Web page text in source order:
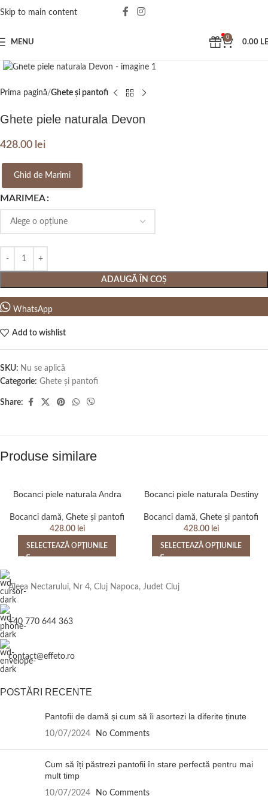
Skip to main content
MENU
0
0.00
Prima pagină Ghete și pantofi
Ghete piele naturala Devon
428.00 lei
Ghid de Marimi
MARIMEA
ADAUGĂ ÎN COȘ
WhatsApp
Add to wishlist
SKU: Nu se aplică
Categorie: Ghete și pantofi
Share:
Produse similare
Bocanci piele naturala Andra
Bocanci damă, Ghete și pantofi
428.00 lei
SELECTEAZĂ OPȚIUNILE
Bocanci piele naturala Destiny
Bocanci damă, Ghete și pantofi
428.00 lei
SELECTEAZĂ OPȚIUNILE
Aleea Nectarului, Nr 4, Cluj Napoca, Judet Cluj
+40 770 644 363
contact@effeto.ro
POSTĂRI RECENTE
Pantofii de damă și cum să îi asortezi la diferite ținute
10/07/2024 No Comments
Cum să îți păstrezi pantofii în stare perfectă pentru mai
mult timp
10/07/2024 No Comments